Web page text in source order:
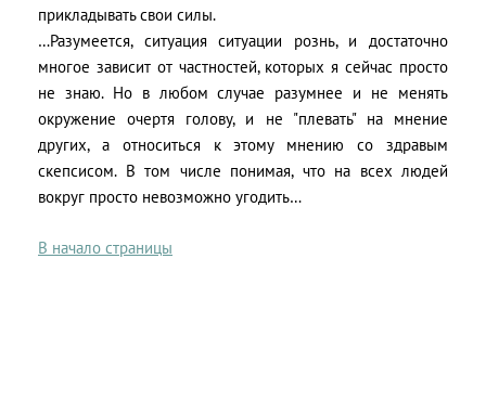
прикладывать свои силы.
…Разумеется, ситуация ситуации рознь, и достаточно
многое зависит от частностей, которых я сейчас просто
не знаю. Но в любом случае разумнее и не менять
окружение очертя голову, и не "плевать" на мнение
других, а относиться к этому мнению со здравым
скепсисом. В том числе понимая, что на всех людей
вокруг просто невозможно угодить…
В начало страницы